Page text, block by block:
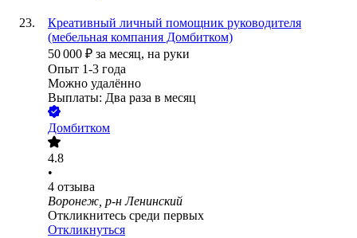
Креативный личный помощник руководителя
(мебельная компания Домбитком)
50 000 ₽ за месяц, на руки
Опыт 1-3 года
Можно удалённо
Выплаты: Два раза в месяц
Домбитком
4.8
•
4 отзыва
Воронеж, р-н Ленинский
Откликнитесь среди первых
Откликнуться